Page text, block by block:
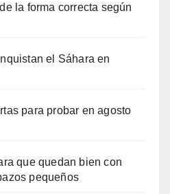
la forma correcta según
el Sáhara en
para probar en agosto
que quedan bien con
pequeños